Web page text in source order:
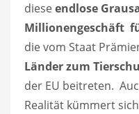
dieseendlose
Millionengeschäft
die vom Staat
Länder zum
der EU beitreten.
Realität kümmert